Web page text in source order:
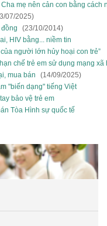
mẹ nên cản con bằng cách
07/2025)
(23/10/2014)
HIV bằng... niềm tin
người lớn hủy hoại con trẻ”
chế trẻ em sử dụng mạng xã
mua bán
(14/09/2025)
"biến dạng" tiếng Việt
bảo vệ trẻ em
Tòa Hình sự quốc tế